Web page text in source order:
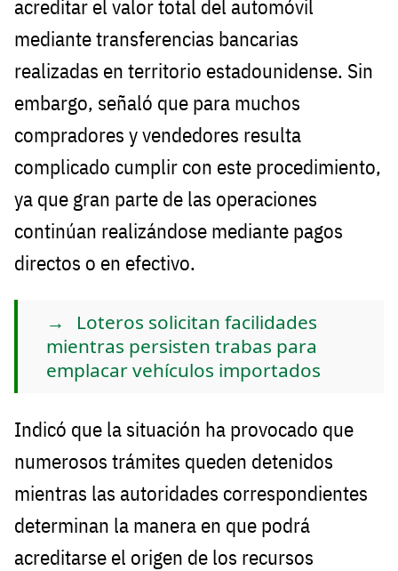
acreditar el valor total del automóvil
mediante transferencias bancarias
realizadas en territorio estadounidense. Sin
embargo, señaló que para muchos
compradores y vendedores resulta
complicado cumplir con este procedimiento,
ya que gran parte de las operaciones
continúan realizándose mediante pagos
directos o en efectivo.
Loteros solicitan facilidades
mientras persisten trabas para
emplacar vehículos importados
Indicó que la situación ha provocado que
numerosos trámites queden detenidos
mientras las autoridades correspondientes
determinan la manera en que podrá
acreditarse el origen de los recursos